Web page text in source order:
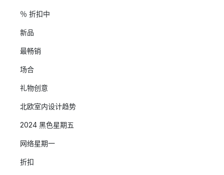
％ 折扣中
新品
最畅销
场合
礼物创意
北欧室内设计趋势
2024 黑色星期五
网络星期一
折扣